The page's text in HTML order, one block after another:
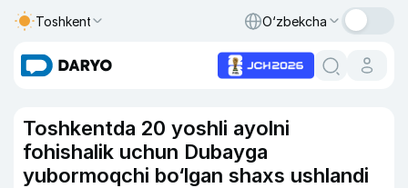
Toshkent O‘zbekcha
Toshkentda 20 yoshli ayolni
fohishalik uchun Dubayga
yubormoqchi bo‘lgan shaxs ushlandi